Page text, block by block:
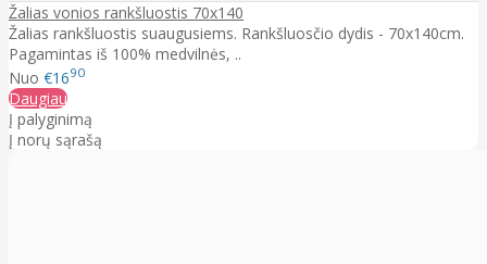
Žalias vonios rankšluostis 70x140
Žalias rankšluostis suaugusiems. Rankšluosčio dydis - 70x140cm.
Pagamintas iš 100% medvilnės, ..
Nuo €1690
Daugiau
Į palyginimą
Į norų sąrašą